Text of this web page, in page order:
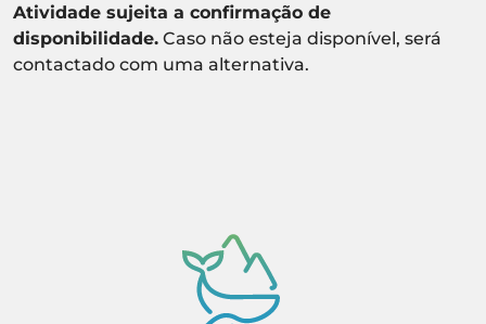
Atividade sujeita a confirmação de
disponibilidade. Caso não esteja disponível, será
contactado com uma alternativa.